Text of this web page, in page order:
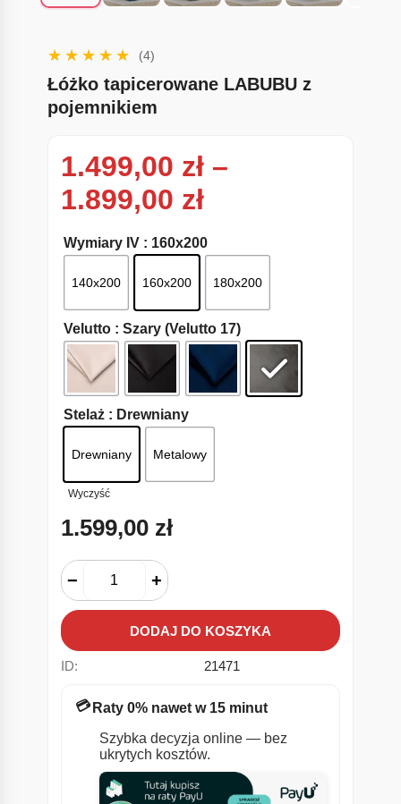
(4)
Łóżko tapicerowane LABUBU z
pojemnikiem
1.499,00 zł –
1.899,00 złZakres cen:
Wymiary IV : 160x200
140x200 160x200 180x200
Velutto : Szary (Velutto 17)
Stelaż : Drewniany
Drewniany Metalowy
Wyczyść
1.599,00 zł
− +
DODAJ DO KOSZYKA
ID: 21471
💳 Raty 0% nawet w 15 minut
Szybka decyzja online — bez
ukrytych kosztów.